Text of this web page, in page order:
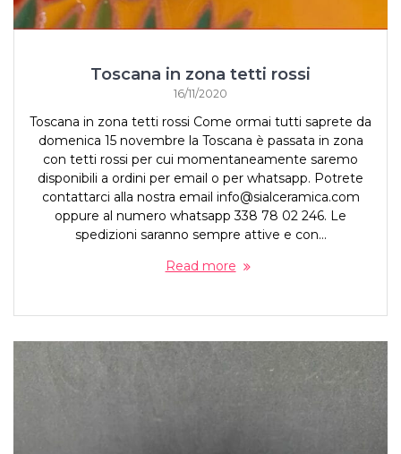
Toscana in zona tetti rossi
16/11/2020
Toscana in zona tetti rossi Come ormai tutti saprete da
domenica 15 novembre la Toscana è passata in zona
con tetti rossi per cui momentaneamente saremo
disponibili a ordini per email o per whatsapp. Potrete
contattarci alla nostra email info@sialceramica.com
oppure al numero whatsapp 338 78 02 246. Le
spedizioni saranno sempre attive e con…
Read more